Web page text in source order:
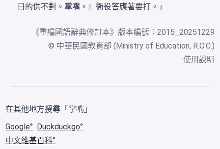
日的供不對。掌嘴。』衙役答應著要打。」
《重編國語辭典修訂本》版本編號：2015_20251229
© 中華民國教育部 (Ministry of Education, R.O.C.)
使用說明
在其他地方搜尋「掌嘴」
Google
Duckduckgo
中文維基百科